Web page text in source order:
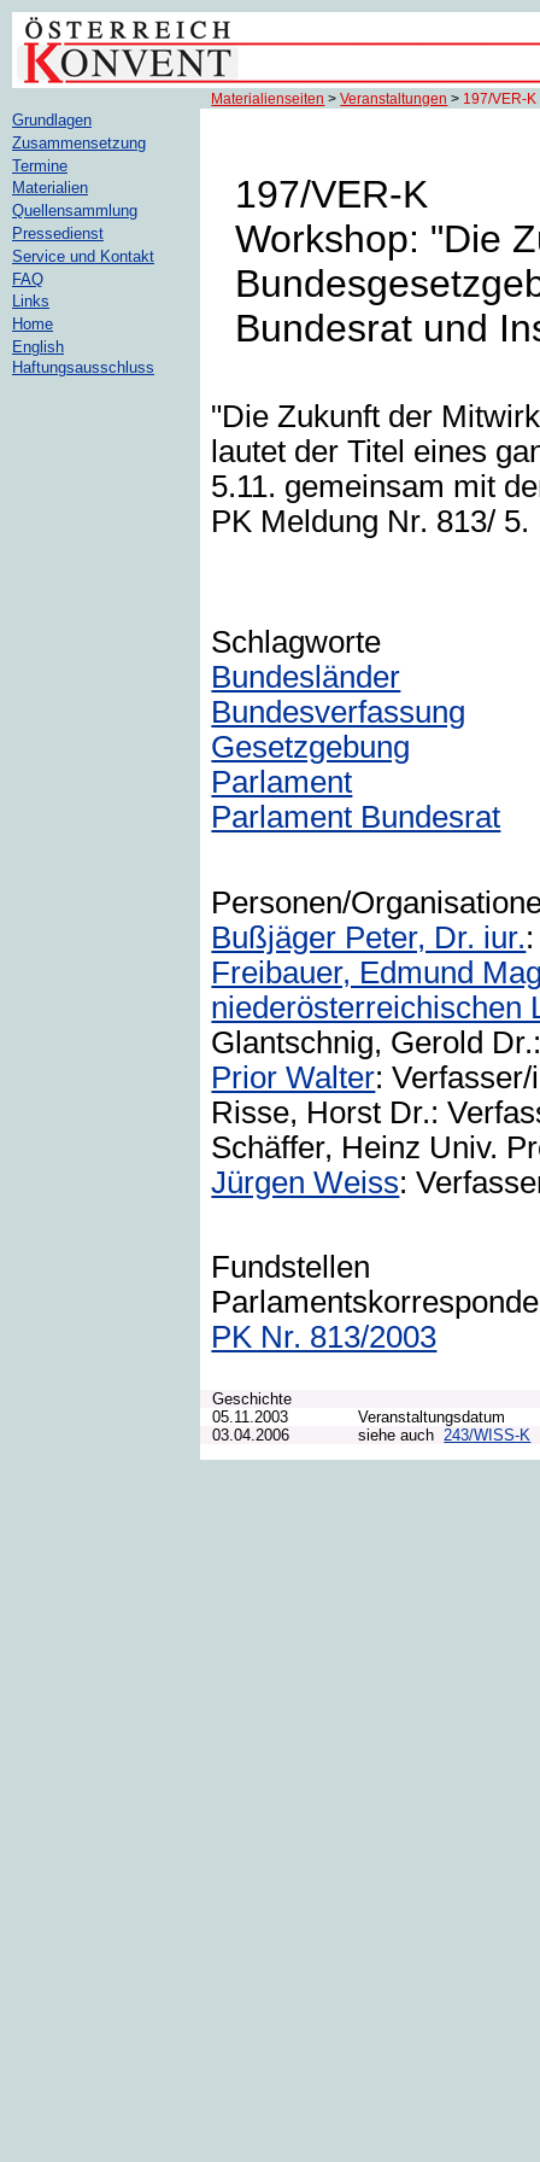
Materialienseiten >Veranstaltungen > 197/VER-K
197/VER-K
Workshop: "Die
Bundesrat und
"Die Zukunft der
lautet der Titel eines
5.11. gemeinsam mit
PK Meldung Nr. 813/
Schlagworte
Bundesländer
Bundesverfassung
Gesetzgebung
Parlament
Parlament Bundesrat
Personen/
Bußjäger Peter, Dr. iur.
Freibauer, Edmund
niederösterreichischen
Glantschnig, Gerold
Prior Walter: Verfasser/
Risse, Horst Dr.:
Schäffer, Heinz Univ.
Jürgen Weiss:
Fundstellen
PK Nr. 813/2003
Geschichte
05.11.2003
Veranstaltungsdatum
03.04.2006
siehe auch 243/WISS-K
Grundlagen
Zusammensetzung
Termine
Materialien
Quellensammlung
Pressedienst
Service und Kontakt
FAQ
Links
Home
English
Haftungsausschluss